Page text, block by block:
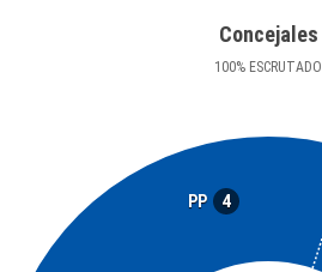
Concejales
100% ESCRUTADO
PP 4